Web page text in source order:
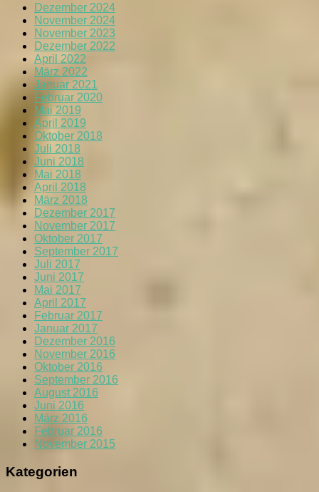
Dezember 2024
November 2024
November 2023
Dezember 2022
April 2022
März 2022
Januar 2021
Februar 2020
Mai 2019
April 2019
Oktober 2018
Juli 2018
Juni 2018
Mai 2018
April 2018
März 2018
Dezember 2017
November 2017
Oktober 2017
September 2017
Juli 2017
Juni 2017
Mai 2017
April 2017
Februar 2017
Januar 2017
Dezember 2016
November 2016
Oktober 2016
September 2016
August 2016
Juni 2016
März 2016
Februar 2016
November 2015
Kategorien